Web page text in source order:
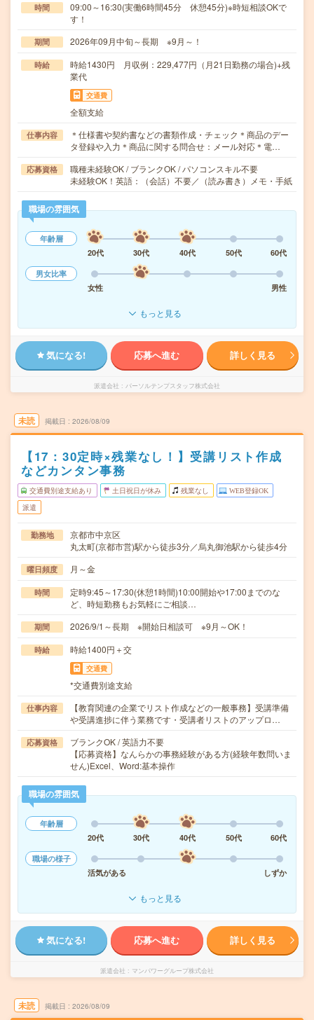
時間
09:00～16:30(実働6時間45分 休憩45分)※時短相談OKで
す！
期間 2026年09月中旬～長期 ※9月～！
時給
時給1430円 月収例：229,477円（月21日勤務の場合)+残
業代
交通費
全額支給
仕事内容
＊仕様書や契約書などの書類作成・チェック＊商品のデー
タ登録や入力＊商品に関する問合せ：メール対応＊電…
応募資格
職種未経験OK / ブランクOK / パソコンスキル不要
未経験OK！英語：（会話）不要／（読み書き）メモ・手紙
職場の雰囲気
年齢層
20代
30代 40代 50代
60代
男女比率
女性
男性
もっと見る
気になる! 応募へ進む 詳しく見る
派遣会社 パーソルテンプスタッフ株式会社
未読 掲載日 2026/08/09
【17：30定時×残業なし！】受講リスト作成
などカンタン事務
交通費別途支給あり 土日祝日が休み 残業なし WEB登録OK
派遣
勤務地
京都市中京区
丸太町(京都市営)駅から徒歩3分／烏丸御池駅から徒歩4分
曜日頻度 月～金
時間
定時9:45～17:30(休憩1時間)10:00開始や17:00までのな
ど、時短勤務もお気軽にご相談…
期間 2026/9/1～長期 ※開始日相談可 ※9月～OK！
時給 時給1400円＋交
交通費
*交通費別途支給
仕事内容
【教育関連の企業でリスト作成などの一般事務】受講準備
や受講進捗に伴う業務です・受講者リストのアップロ…
応募資格
ブランクOK / 英語力不要
【応募資格】なんらかの事務経験がある方(経験年数問いま
せん)Excel、Word:基本操作
職場の雰囲気
年齢層
20代
30代 40代 50代
60代
職場の様子
活気がある
しずか
もっと見る
気になる! 応募へ進む 詳しく見る
派遣会社 マンパワーグループ株式会社
未読 掲載日 2026/08/09